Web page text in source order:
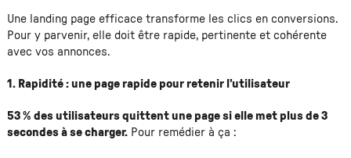
Une landing page efficace transforme les clics en conversions.
Pour y parvenir, elle doit être rapide, pertinente et cohérente
avec vos annonces.
1. Rapidité : une page rapide pour retenir l’utilisateur
53 % des utilisateurs quittent une page si elle met plus de 3
secondes à se charger.Pour remédier à ça :